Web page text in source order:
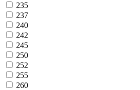
235
237
240
242
245
250
252
255
260